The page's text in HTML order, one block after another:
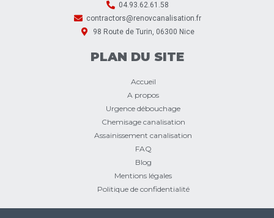
04.93.62.61.58
contractors@renovcanalisation.fr
98 Route de Turin, 06300 Nice
PLAN DU SITE
Accueil
A propos
Urgence débouchage
Chemisage canalisation
Assainissement canalisation
FAQ
Blog
Mentions légales
Politique de confidentialité